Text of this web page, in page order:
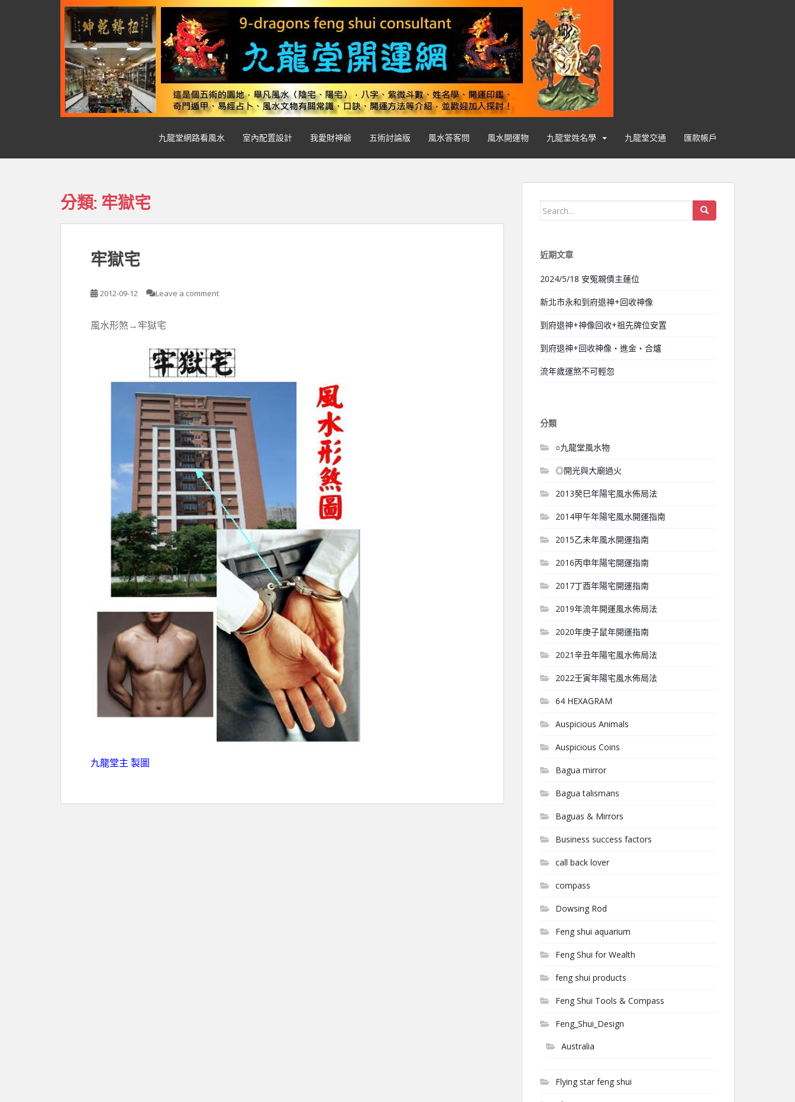
o
九龍堂網路看風水 室內配置設計 我愛財神爺 五術討論版 風水答客問 風水開運物 九龍堂姓名學 九龍堂交通 匯款帳戶
分類: 牢獄宅
牢獄宅
2012-09-12 Leave a comment
風水形煞→牢獄宅
九龍堂主 製圖
Search for:
近期文章
2024/5/18 安冤親債主蓮位
新北市永和到府退神+回收神像
到府退神+神像回收+祖先牌位安置
到府退神+回收神像‧進金‧合爐
流年歲運煞不可輕忽
分類
○九龍堂風水物
◎開光與大廟過火
2013癸巳年陽宅風水佈局法
2014甲午年陽宅風水開運指南
2015乙未年風水開運指南
2016丙申年陽宅開運指南
2017丁酉年陽宅開運指南
2019年流年開運風水佈局法
2020年庚子鼠年開運指南
2021辛丑年陽宅風水佈局法
2022壬寅年陽宅風水佈局法
64 HEXAGRAM
Auspicious Animals
Auspicious Coins
Bagua mirror
Bagua talismans
Baguas & Mirrors
Business success factors
call back lover
compass
Dowsing Rod
Feng shui aquarium
Feng Shui for Wealth
feng shui products
Feng Shui Tools & Compass
Feng_Shui_Design
Australia
Flying star feng shui